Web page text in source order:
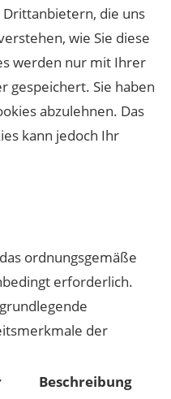
die uns
wie Sie diese
werden nur mit Ihrer
gespeichert. Sie haben
abzulehnen. Das
kann jedoch Ihr
ordnungsgemäße
erforderlich.
der
Beschreibung